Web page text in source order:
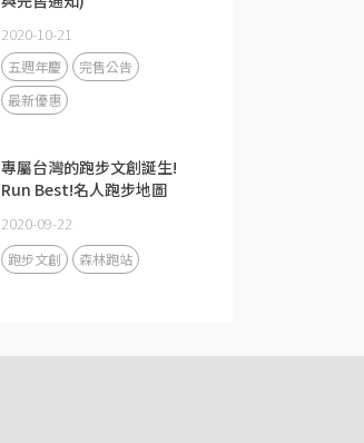
2020-10-21
五週年慶
完售公告
最新優惠
專屬台灣的跑步文創誕生!
Run Best!名人跑步地圖
2020-09-22
跑步文創 森林跑站